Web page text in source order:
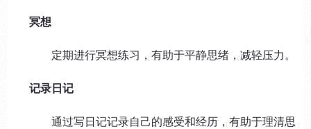
冥想
定期进行冥想练习，有助于平静思绪，减轻压力。
记录日记
通过写日记记录自己的感受和经历，有助于理清思